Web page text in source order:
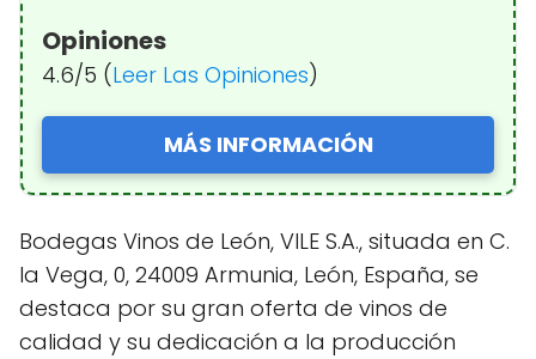
Opiniones
4.6/5 (Leer Las Opiniones)
MÁS INFORMACIÓN
Bodegas Vinos de León, VILE S.A., situada en C.
la Vega, 0, 24009 Armunia, León, España, se
destaca por su gran oferta de vinos de
calidad y su dedicación a la producción